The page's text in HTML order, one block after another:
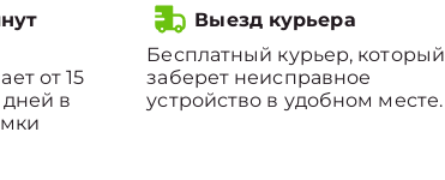
от 15
в
Выезд курьера
Бесплатный курьер, который
заберет неисправное
устройство в удобном месте.